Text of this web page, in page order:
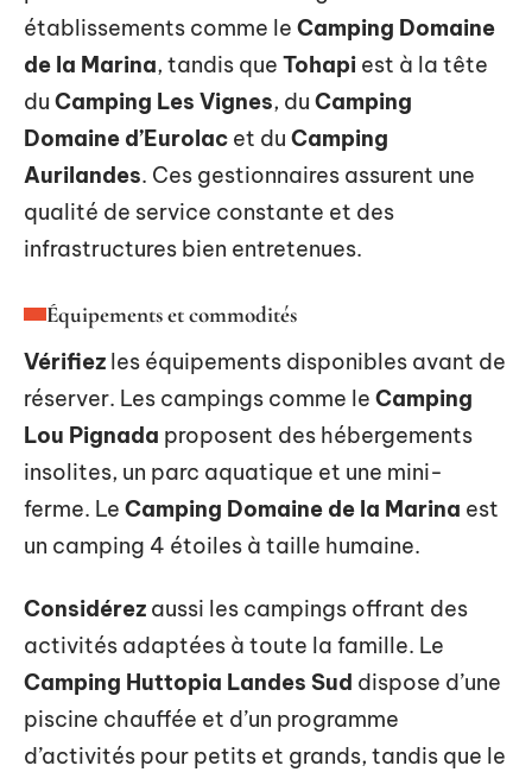
établissements comme le Camping Domaine
de la Marina, tandis que Tohapi est à la tête
du Camping Les Vignes, du Camping
Domaine d’Eurolac et du Camping
Aurilandes. Ces gestionnaires assurent une
qualité de service constante et des
infrastructures bien entretenues.
Équipements et commodités
Vérifiez les équipements disponibles avant de
réserver. Les campings comme le Camping
Lou Pignada proposent des hébergements
insolites, un parc aquatique et une mini-
ferme. Le Camping Domaine de la Marina est
un camping 4 étoiles à taille humaine.
Considérez aussi les campings offrant des
activités adaptées à toute la famille. Le
Camping Huttopia Landes Sud dispose d’une
piscine chauffée et d’un programme
d’activités pour petits et grands, tandis que le